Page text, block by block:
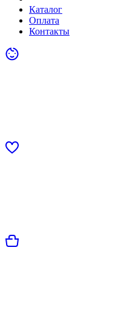
Каталог
Оплата
Контакты